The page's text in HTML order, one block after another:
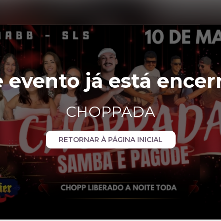
evento já está
CHOPPADA
RETORNAR À PÁGINA INICIAL